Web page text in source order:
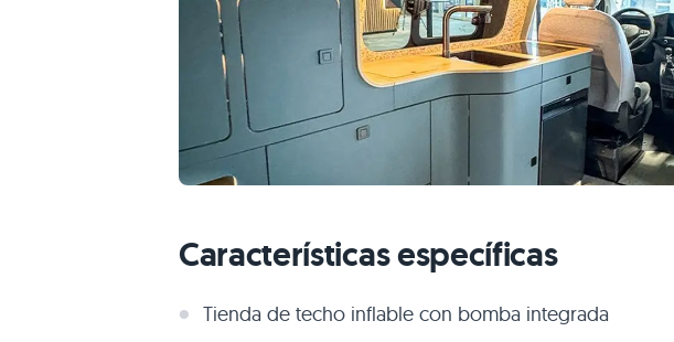
Características específicas
Tienda de techo inflable con bomba integrada